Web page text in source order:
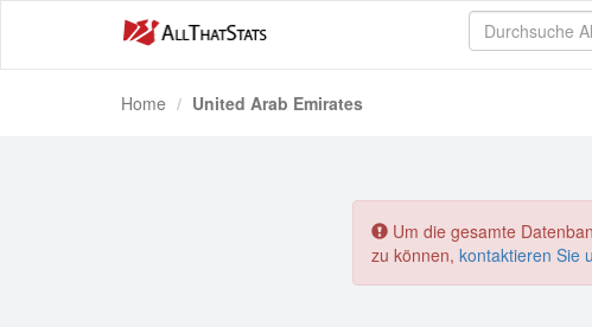
Home United Arab Emirates
Um die gesamte
zu können, kontaktieren Sie